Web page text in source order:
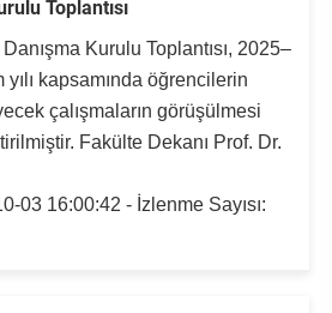
Toplantısı
Kurulu Toplantısı, 2025–
kapsamında öğrencilerin
çalışmaların görüşülmesi
Fakülte Dekanı Prof. Dr.
03 16:00:42 - İzlenme Sayısı: